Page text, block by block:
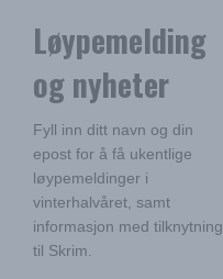
Løypemelding
og nyheter
Fyll inn ditt navn og din
epost for å få ukentlige
løypemeldinger i
vinterhalvåret, samt
informasjon med tilknytning
til Skrim.